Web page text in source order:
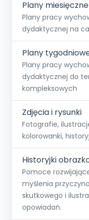
Społeczność
+48 12 631
O miesięczniku
Strona główna
O Akademii
Poznaj pakiet
Testuj
Wszystkie
Skontaktuj się
Dodaj
Plany miesięczne
Plany pracy
dydaktycznej na
Plany
Plany pracy
dydaktycznej do
kompleksowych
Zdjęcia i rysunki
Fotografie,
kolorowanki,
Historyjki
Pomoce
myślenia
skutkowego i
opowiadań.